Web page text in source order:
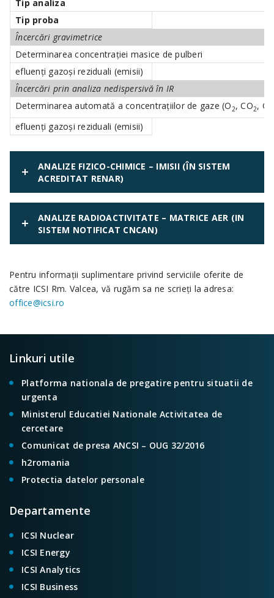
Tip analiza
Tip proba
Încercări gravimetrice
Determinarea concentraţiei masice de pulberi
efluenţi gazoşi reziduali (emisii)
Încercări prin analiza nedispersivă în IR
Determinarea automată a concentraţiilor de gaze (O 2, CO2,
efluenţi gazoşi reziduali (emisii)
ANALIZE FIZICO-CHIMICE – IMISII (ÎN SISTEM
ACREDITAT RENAR)
ANALIZE RADIOACTIVITATE – MATRICE AER (IN
SISTEM NOTIFICAT CNCAN)
Pentru informaţii suplimentare privind serviciile oferite de
către ICSI Rm. Valcea, vă rugăm sa ne scrieţi la adresa:
office@icsi.ro
Linkuri utile
Platforma nationala de pregatire pentru situatii de
urgenta
Ministerul Educatiei Nationale Activitatea de
cercetare
Comunicat de presa ANCSI – OUG 32/2016
h2romania
Protectia datelor personale
Departamente
ICSI Nuclear
ICSI Energy
ICSI Analytics
ICSI Business